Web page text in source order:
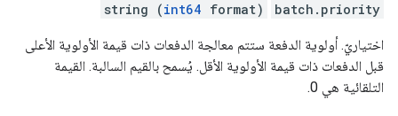
batch.priority
string (int64 format)
اختياريّ. أولوية الدفعة ستتم معالجة الدفعات ذات قيمة الأولوية الأعلى
قبل الدفعات ذات قيمة الأولوية الأقل. يُسمح بالقيم السالبة. القيمة
التلقائية هي 0.